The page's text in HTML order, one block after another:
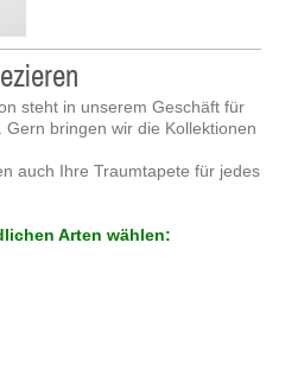
steht in unserem Geschäft für
Gern bringen wir die Kollektionen
auch Ihre Traumtapete für jedes
Arten wählen: